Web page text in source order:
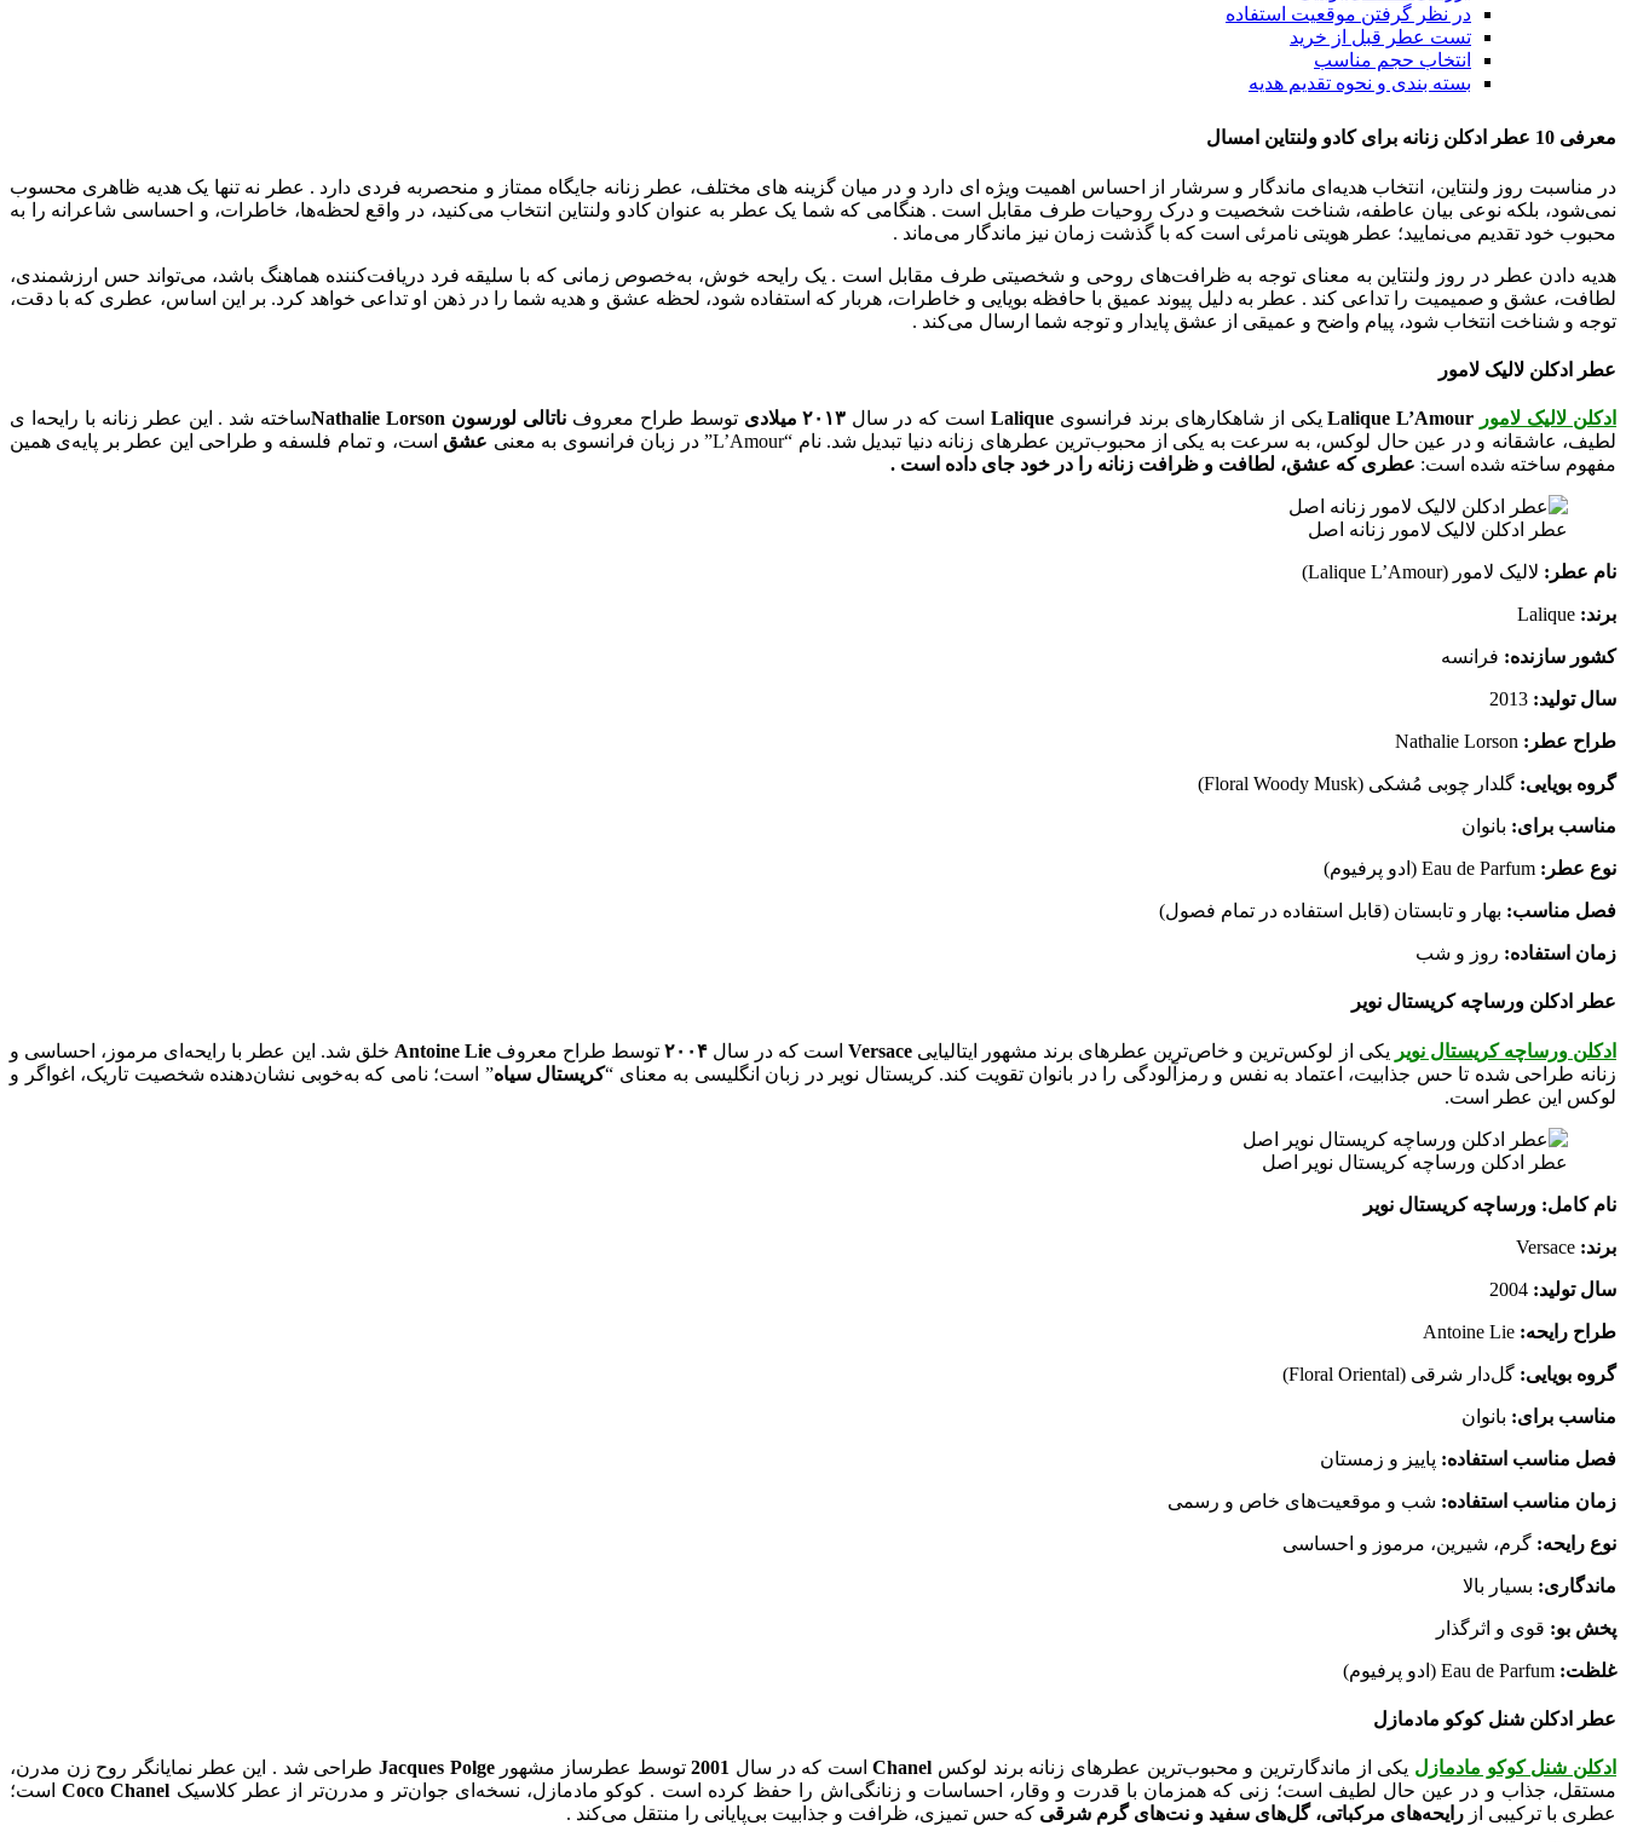
در نظر گرفتن موقعیت استفاده
تست عطر قبل از خرید
انتخاب حجم مناسب
بسته‌ بندی و نحوه تقدیم هدیه
معرفی 10 عطر ادکلن زنانه برای کادو ولنتاین امسال
در مناسبت روز ولنتاین، انتخاب هدیه‌ای ماندگار و سرشار از احساس اهمیت ویژه‌ ای دارد و در میان گزینه‌ های مختلف، عطر زنانه جایگاه ممتاز و منحصر‌به‌ فردی دارد . عطر نه تنها یک هدیه ظاهری محسوب
نمی‌شود، بلکه نوعی بیان عاطفه، شناخت شخصیت و درک روحیات طرف مقابل است . هنگامی که شما یک عطر به عنوان کادو ولنتاین انتخاب می‌کنید، در واقع لحظه‌ها، خاطرات، و احساسی شاعرانه را به
محبوب خود تقدیم می‌نمایید؛ عطر هویتی نامرئی است که با گذشت زمان نیز ماندگار می‌ماند .
هدیه دادن عطر در روز ولنتاین به معنای توجه به ظرافت‌های روحی و شخصیتی طرف مقابل است . یک رایحه خوش، به‌خصوص زمانی که با سلیقه فرد دریافت‌کننده هماهنگ باشد، می‌تواند حس ارزشمندی،
لطافت، عشق و صمیمیت را تداعی کند . عطر به دلیل پیوند عمیق با حافظه بویایی و خاطرات، هربار که استفاده شود، لحظه عشق و هدیه شما را در ذهن او تداعی خواهد کرد. بر این اساس، عطری که با دقت،
توجه و شناخت انتخاب شود، پیام واضح و عمیقی از عشق پایدار و توجه شما ارسال می‌کند .
عطر ادکلن لالیک لامور
ادکلن لالیک لامور یکی از شاهکارهای برند فرانسوی Laliqueاست که در سال ۲۰۱۳ میلادی توسط طراح معروفناتالی لورسون Nathalie Lorson
ساخته شد . این عطر زنانه با رایحه‌ا ی
لطیف، عاشقانه و در عین حال لوکس، به‌ سرعت به یکی از محبوب‌ترین عطرهای زنانه دنیا تبدیل شد. نام “L’Amour” در زبان فرانسوی به معنی
عشق است، و تمام فلسفه و طراحی این عطر بر پایه‌ی همین
مفهوم ساخته شده است: عطری که عشق، لطافت و ظرافت زنانه را در خود جای داده است .
عطر ادکلن لالیک لامور زنانه اصل
نام عطر: لالیک لامور (Lalique L’Amour)
برند:
کشور سازنده: فرانسه
سال تولید:
طراح عطر:
گروه بویایی: گلدار چوبی مُشکی (Floral Woody Musk)
مناسب برای: بانوان
نوع عطر:
فصل مناسب: بهار و تابستان (قابل استفاده در تمام فصول)
زمان استفاده: روز و شب
عطر ادکلن ورساچه کریستال نویر
ادکلن ورساچه کریستال نویر یکی از لوکس‌ترین و خاص‌ترین عطرهای برند مشهور ایتالیاییVersace است که در سال ۲۰۰۴توسط طراح معروفAntoine Lie خلق شد. این عطر با رایحه‌ای مرموز، احساسی و
زنانه طراحی شده تا حس جذابیت، اعتماد به نفس و رمزآلودگی را در بانوان تقویت کند. کریستال نویر در زبان انگلیسی به معنای “کریستال سیاه” است؛ نامی که به‌خوبی نشان‌دهنده شخصیت تاریک، اغواگر و
لوکس این عطر است.
عطر ادکلن ورساچه کریستال نویر اصل
نام کامل: ورساچه کریستال نویر
برند:
سال تولید:
طراح رایحه:
گروه بویایی: گل‌دار شرقی (Floral Oriental)
مناسب برای: بانوان
فصل مناسب استفاده: پاییز و زمستان
زمان مناسب استفاده: شب و موقعیت‌های خاص و رسمی
نوع رایحه: گرم، شیرین، مرموز و احساسی
ماندگاری: بسیار بالا
پخش بو: قوی و اثرگذار
غلظت:
عطر ادکلن شنل کوکو مادمازل
ادکلن شنل کوکو مادمازل یکی از ماندگارترین و محبوب‌ترین عطرهای زنانه برند لوکس Chanelاست که در سال 2001توسط عطرساز مشهورJacques Polge طراحی شد . این عطر نمایانگر روح زن مدرن،
مستقل، جذاب و در عین حال لطیف است؛ زنی که همزمان با قدرت و وقار، احساسات و زنانگی‌اش را حفظ کرده است . کوکو مادمازل، نسخه‌ای جوان‌تر و مدرن‌تر از عطر کلاسیک Coco Chanelاست؛
عطری با ترکیبی از رایحه‌های مرکباتی، گل‌های سفید و نت‌های گرم شرقی که حس تمیزی، ظرافت و جذابیت بی‌پایانی را منتقل می‌کند .